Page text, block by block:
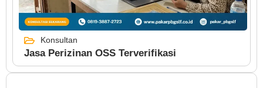
Konsultan
Jasa Perizinan OSS Terverifikasi